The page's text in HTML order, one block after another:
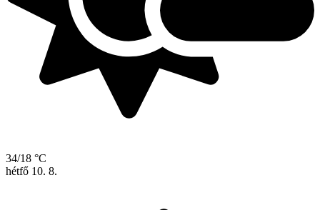
34/18 °C
hétfő 10. 8.